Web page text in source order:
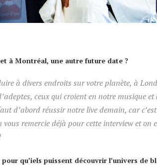
à Montréal, une autre future date ?
à divers endroits sur votre planète, à
ceux qui croient en notre musique et
d’abord réussir notre live demain, car c’est
remercie déjà pour cette interview et on
qu’iels puissent découvrir l’univers de